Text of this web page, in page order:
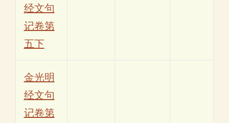
经文句
记卷第
五下
金光明
经文句
记卷第